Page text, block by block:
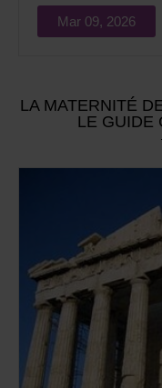
l'essentiel : la
une somme d'argent
Mar 09, 2026
LA MATERNITÉ
LE GUIDE